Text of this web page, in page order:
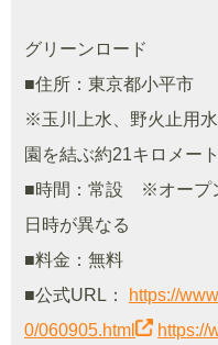
グリーンロード
■住所：東京都小平市
※玉川上水、野火止用
園を結ぶ約21キロメー
■時間：常設 ※オープ
日時が異なる
■料金：無料
■公式URL：
https://
0/060905.html
https://